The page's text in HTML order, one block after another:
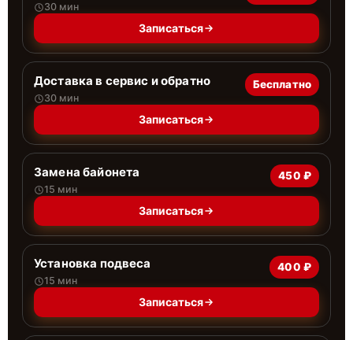
30 мин
Записаться
Доставка в сервис и обратно
30 мин
Бесплатно
Записаться
Замена байонета
15 мин
450 ₽
Записаться
Установка подвеса
15 мин
400 ₽
Записаться